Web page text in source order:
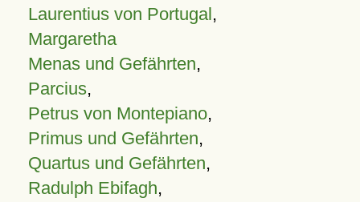
Laurentius von Portugal,
Margaretha
Menas und Gefährten,
Parcius,
Petrus von Montepiano,
Primus und Gefährten,
Quartus und Gefährten,
Radulph Ebifagh,